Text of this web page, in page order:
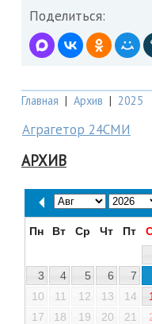
Поделиться:
Главная | Архив | 2025
Аграгетор 24СМИ
АРХИВ
Пн Вт Ср Чт Пт
3
4 5 6 7
10
11 12 13 14
17
18 19 20 21